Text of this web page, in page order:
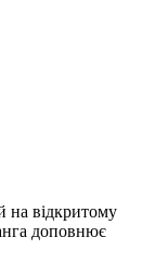
на відкритому
доповнює